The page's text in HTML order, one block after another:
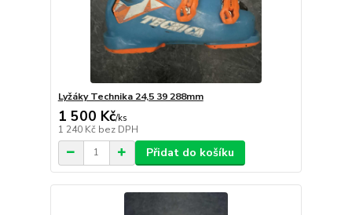
Lyžáky Technika 24,5 39 288mm
1 500 Kč/ks
1 240 Kč bez DPH
Přidat do košíku